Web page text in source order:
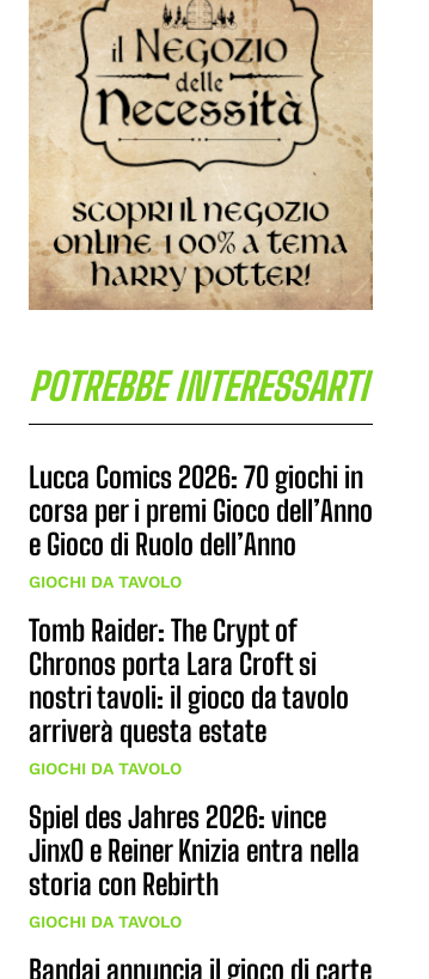
POTREBBE INTERESSARTI
Lucca Comics 2026: 70 giochi in
corsa per i premi Gioco dell’Anno
e Gioco di Ruolo dell’Anno
GIOCHI DA TAVOLO
Tomb Raider: The Crypt of
Chronos porta Lara Croft si
nostri tavoli: il gioco da tavolo
arriverà questa estate
GIOCHI DA TAVOLO
Spiel des Jahres 2026: vince
JinxO e Reiner Knizia entra nella
storia con Rebirth
GIOCHI DA TAVOLO
Bandai annuncia il gioco di carte